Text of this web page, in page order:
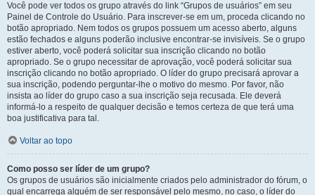
Você pode ver todos os grupo através do link “Grupos de usuários” em seu
Painel de Controle do Usuário. Para inscrever-se em um, proceda clicando no
botão apropriado. Nem todos os grupos possuem um acesso aberto, alguns
estão fechados e alguns poderão inclusive encontrar-se invisíveis. Se o grupo
estiver aberto, você poderá solicitar sua inscrição clicando no botão
apropriado. Se o grupo necessitar de aprovação, você poderá solicitar sua
inscrição clicando no botão apropriado. O líder do grupo precisará aprovar a
sua inscrição, podendo perguntar-lhe o motivo do mesmo. Por favor, não
insista ao líder do grupo caso a sua inscrição seja recusada. Ele deverá
informá-lo a respeito de qualquer decisão e temos certeza de que terá uma
boa justificativa para tal.
Voltar ao topo
Como posso ser líder de um grupo?
Os grupos de usuários são inicialmente criados pelo administrador do fórum, o
qual encarrega alguém de ser responsável pelo mesmo, no caso, o líder do